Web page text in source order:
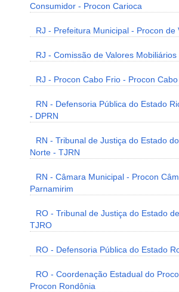
Consumidor - Procon Carioca
RJ - Prefeitura Municipal - Procon de
RJ - Comissão de Valores Mobiliários
RJ - Procon Cabo Frio - Procon
RN - Defensoria Pública do Estado
- DPRN
RN - Tribunal de Justiça do Estado
Norte - TJRN
RN - Câmara Municipal - Procon
Parnamirim
RO - Tribunal de Justiça do Estado
TJRO
RO - Defensoria Pública do Estado
RO - Coordenação Estadual do
Procon Rondônia